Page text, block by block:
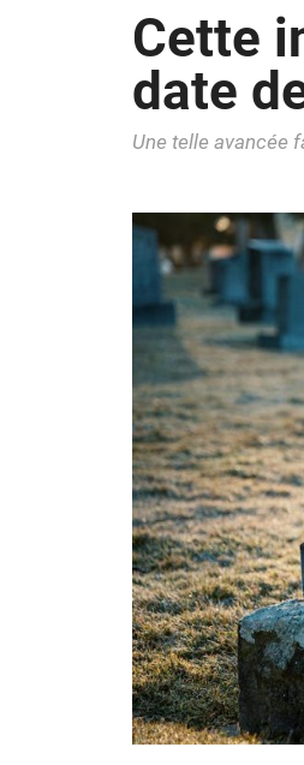
Cette
date
Une telle avancée